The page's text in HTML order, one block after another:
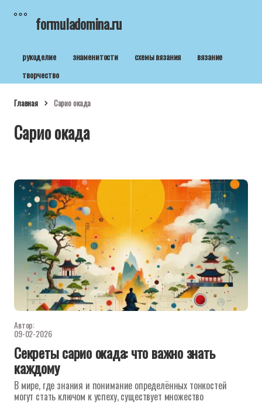
formuladomina.ru
рукоделие знаменитости схемы вязания
вязание
творчество
Главная Сарио окада
Сарио окада
Автор:
09-02-2026
Секреты сарио окада: что важно знать
каждому
В мире, где знания и понимание определённых тонкостей
могут стать ключом к успеху, существует множество